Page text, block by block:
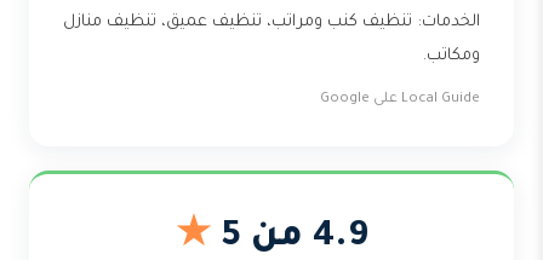
الخدمات: تنظيف كنب ومراتب، تنظيف عميق، تنظيف منازل
ومكاتب.
Local Guide على Google
4.9 من 5 ★